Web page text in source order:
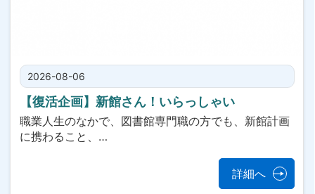
2026-08-06
【復活企画】新館さん！いらっしゃい
職業人生のなかで、図書館専門職の方でも、新館計画
に携わること、…
詳細へ